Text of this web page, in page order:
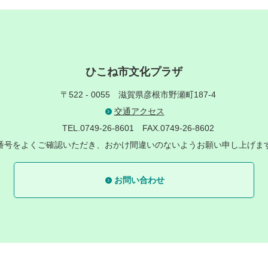
ひこね市文化プラザ
〒522 - 0055 滋賀県彦根市野瀬町187-4
交通アクセス
TEL.0749-26-8601 FAX.0749-26-8602
をよくご確認いただき、おかけ間違いのないようお願い申し上げま
お問い合わせ